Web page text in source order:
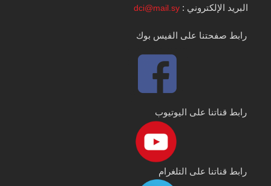
البريد الإلكتروني :dci@mail.sy
رابط صفحتنا على الفيس بوك
رابط قناتنا على اليوتيوب
رابط قناتنا على التلغرام